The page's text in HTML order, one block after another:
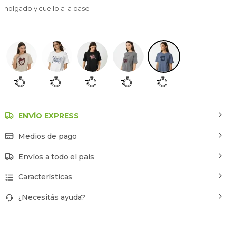
holgado y cuello a la base
ENVÍO EXPRESS
Medios de pago
Envíos a todo el país
Características
¿Necesitás ayuda?